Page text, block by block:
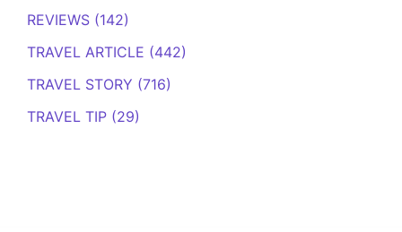
REVIEWS (142)
TRAVEL ARTICLE (442)
TRAVEL STORY (716)
TRAVEL TIP (29)